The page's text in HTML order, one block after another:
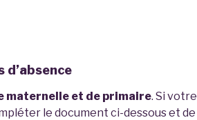
d’absence
maternelle et de primaire. Si votre
le document ci-dessous et de